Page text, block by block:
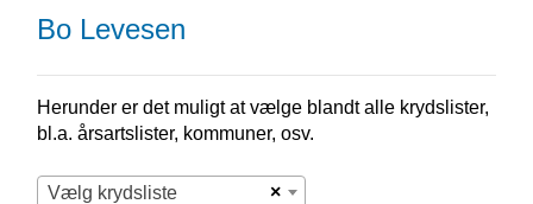
Bo Levesen
Herunder er det muligt at vælge blandt alle krydslister,
bl.a. årsartslister, kommuner, osv.
×
Vælg krydsliste